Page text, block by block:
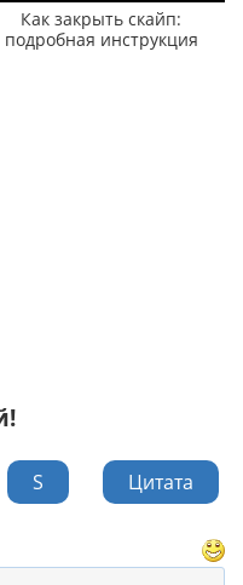
Как закрыть скайп:
подробная инструкция
S
Цитата